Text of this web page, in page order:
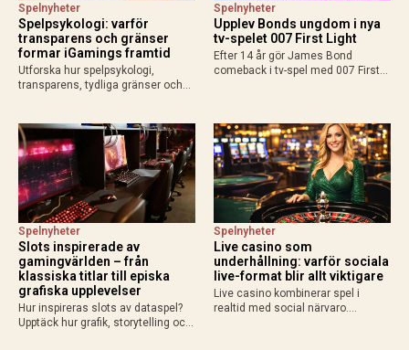
Spelpsykologi: varför
transparens och gränser
formar iGamings framtid
Spelnyheter
Utforska hur spelpsykologi,
transparens, tydliga gränser och
hållbart spelande.
Upplev Bonds ungdom i nya
tv-spelet 007 First Light
Spelnyheter
Efter 14 år gör James Bond
comeback i tv-spel med 007 First
släpps 27 maj 2026.
Slots inspirerade av
gamingvärlden – från
klassiska titlar till episka
grafiska upplevelser
Spelnyheter
Hur inspireras slots av dataspel?
Upptäck hur grafik, storytelling och
Live casino som
underhållning: varför sociala
live-format blir allt viktigare
Spelnyheter
Live casino kombinerar spel i
realtid med social närvaro.